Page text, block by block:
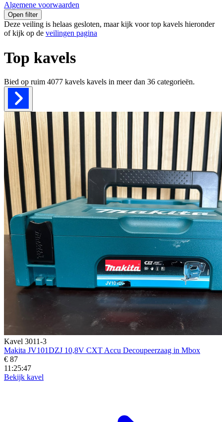
Algemene voorwaarden
Open filter
Deze veiling is helaas gesloten, maar kijk voor top kavels hieronder
of kijk op de veilingen pagina
Top kavels
Bied op ruim 4077 kavels kavels in meer dan 36 categorieën.
Kavel 3011-3
Makita JV101DZJ 10,8V CXT Accu Decoupeerzaag in Mbox
€ 87
11:25:45
Bekijk kavel